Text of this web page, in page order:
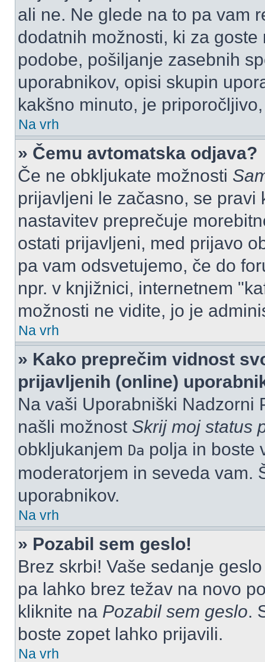
ali ne. Ne glede na to pa vam
dodatnih možnosti, ki za
podobe, pošiljanje zasebnih
uporabnikov, opisi skupin
kakšno minuto, je
Na vrh
» Čemu avtomatska odjava?
Če ne obkljukate možnosti
prijavljeni le začasno, se pravi
nastavitev preprečuje
ostati prijavljeni, med prijavo
pa vam odsvetujemo, če do
npr. v knjižnici, internetnem
možnosti ne vidite, jo je
Na vrh
» Kako preprečim vidnost
prijavljenih (online)
Na vaši Uporabniški Nadzorni
našli možnost Skrij moj status
obkljukanjem Da polja in boste
moderatorjem in seveda vam.
uporabnikov.
Na vrh
» Pozabil sem geslo!
Brez skrbi! Vaše sedanje
pa lahko brez težav na novo
kliknite na Pozabil sem geslo.
boste zopet lahko prijavili.
Na vrh